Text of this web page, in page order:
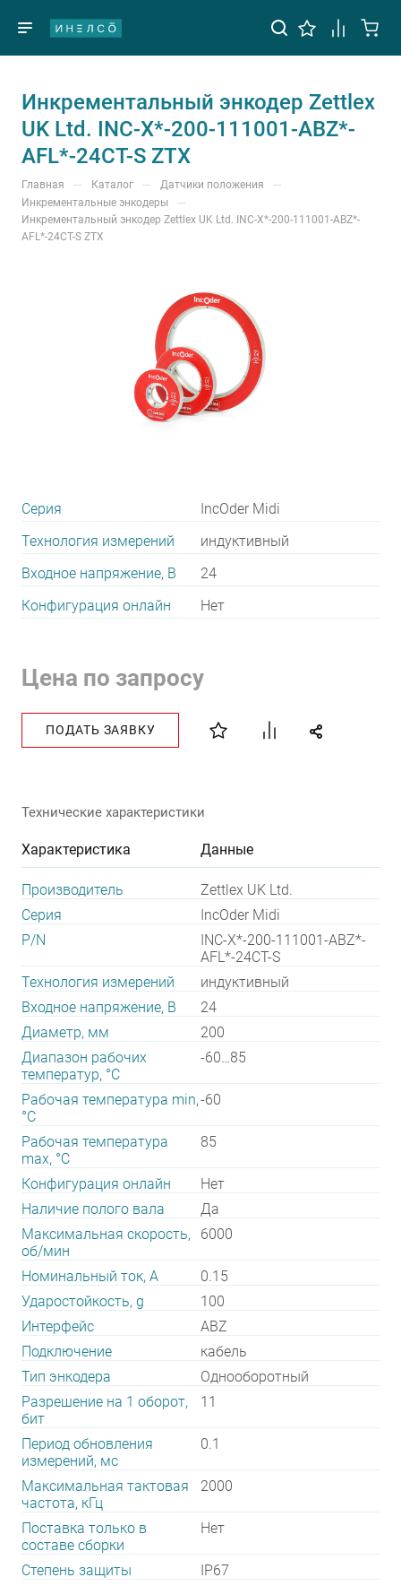
Инкрементальный энкодер Zettlex
UK Ltd. INC-X*-200-111001-ABZ*-
AFL*-24CT-S ZTX
Главная — Каталог — Датчики положения —
Инкрементальные энкодеры —
Инкрементальный энкодер Zettlex UK Ltd. INC-X*-200-111001-ABZ*-
AFL*-24CT-S ZTX
Серия
IncOder Midi
Технология измерений
индуктивный
Входное напряжение, В
24
Конфигурация онлайн
Нет
Цена по запросу
ПОДАТЬ ЗАЯВКУ
Технические характеристики
Характеристика Данные
Производитель
Zettlex UK Ltd.
Серия
IncOder Midi
P/N
INC-X*-200-111001-ABZ*-
AFL*-24CT-S
Технология измерений
индуктивный
Входное напряжение, В
24
Диаметр, мм
200
Диапазон рабочих
температур, °С
-60…85
Рабочая температура min,
°С
-60
Рабочая температура
max, °С
85
Конфигурация онлайн
Нет
Наличие полого вала
Да
Максимальная скорость,
об/мин
6000
Номинальный ток, А
0.15
Ударостойкость, g
100
Интерфейс
ABZ
Подключение
кабель
Тип энкодера
Однооборотный
Разрешение на 1 оборот,
бит
11
Период обновления
измерений, мс
0.1
Максимальная тактовая
частота, кГц
2000
Поставка только в
составе сборки
Нет
Степень защиты
IP67